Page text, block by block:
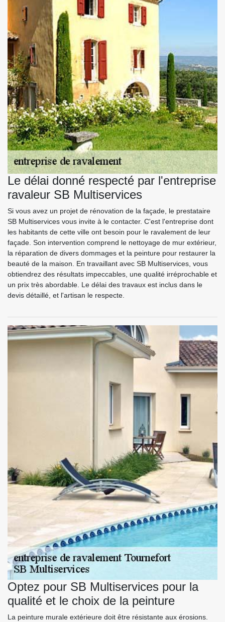
Le délai donné respecté par l'entreprise
ravaleur SB Multiservices
Si vous avez un projet de rénovation de la façade, le prestataire
SB Multiservices vous invite à le contacter. C'est l'entreprise dont
les habitants de cette ville ont besoin pour le ravalement de leur
façade. Son intervention comprend le nettoyage de mur extérieur,
la réparation de divers dommages et la peinture pour restaurer la
beauté de la maison. En travaillant avec SB Multiservices, vous
obtiendrez des résultats impeccables, une qualité irréprochable et
un prix très abordable. Le délai des travaux est inclus dans le
devis détaillé, et l'artisan le respecte.
Optez pour SB Multiservices pour la
qualité et le choix de la peinture
La peinture murale extérieure doit être résistante aux érosions.